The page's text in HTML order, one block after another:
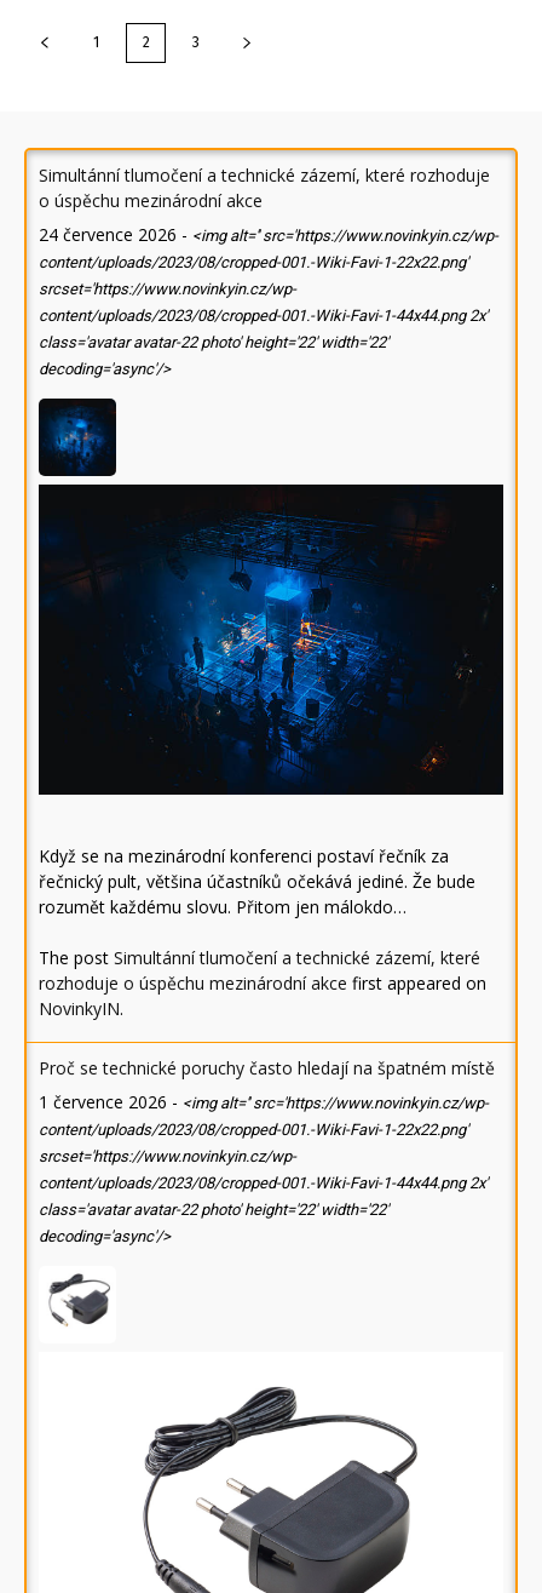
1 2 3
Simultánní tlumočení a technické zázemí, které rozhoduje
o úspěchu mezinárodní akce
24 července 2026 - <img alt='' src='https://www.novinkyin.cz/wp-
content/uploads/2023/08/cropped-001.-Wiki-Favi-1-22x22.png'
srcset='https://www.novinkyin.cz/wp-
content/uploads/2023/08/cropped-001.-Wiki-Favi-1-44x44.png 2x'
class='avatar avatar-22 photo' height='22' width='22'
decoding='async'/>
Když se na mezinárodní konferenci postaví řečník za
řečnický pult, většina účastníků očekává jediné. Že bude
rozumět každému slovu. Přitom jen málokdo…
The post Simultánní tlumočení a technické zázemí, které
rozhoduje o úspěchu mezinárodní akce first appeared on
NovinkyIN.
Proč se technické poruchy často hledají na špatném místě
1 července 2026 - <img alt='' src='https://www.novinkyin.cz/wp-
content/uploads/2023/08/cropped-001.-Wiki-Favi-1-22x22.png'
srcset='https://www.novinkyin.cz/wp-
content/uploads/2023/08/cropped-001.-Wiki-Favi-1-44x44.png 2x'
class='avatar avatar-22 photo' height='22' width='22'
decoding='async'/>